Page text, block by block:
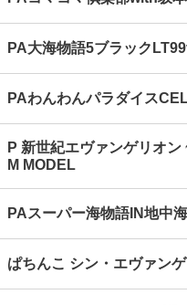
PA大海物語5ブラック
PAわんわんパラダイス
P 新世紀エヴァンゲリオ
M MODEL
PAスーパー海物語IN地中
ぱちんこ シン・エヴァン